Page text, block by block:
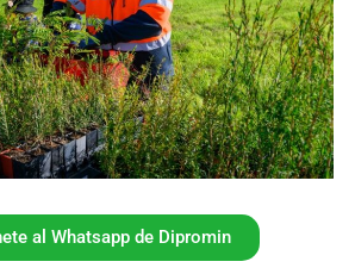
al Whatsapp de Dipromin